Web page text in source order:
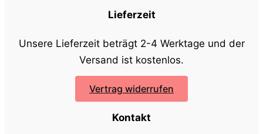
Lieferzeit
Unsere Lieferzeit beträgt 2-4 Werktage und der
Versand ist kostenlos.
Vertrag widerrufen
Kontakt